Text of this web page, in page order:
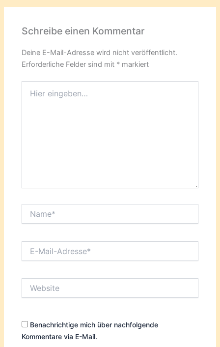
Schreibe einen Kommentar
Deine E-Mail-Adresse wird nicht veröffentlicht.
Erforderliche Felder sind mit * markiert
eingeben…
Mail-
Benachrichtige mich über nachfolgende
Kommentare via E-Mail.